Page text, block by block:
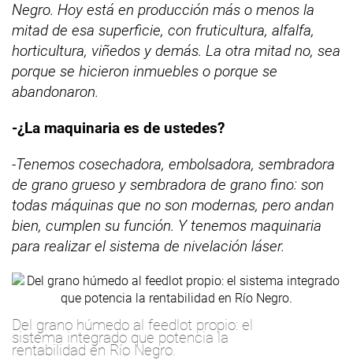
Negro. Hoy está en producción más o menos la
mitad de esa superficie, con fruticultura, alfalfa,
horticultura, viñedos y demás. La otra mitad no, sea
porque se hicieron inmuebles o porque se
abandonaron.
-¿La maquinaria es de ustedes?
-Tenemos cosechadora, embolsadora, sembradora
de grano grueso y sembradora de grano fino: son
todas máquinas que no son modernas, pero andan
bien, cumplen su función. Y tenemos maquinaria
para realizar el sistema de nivelación láser.
Del grano húmedo al feedlot propio: el
sistema integrado que potencia la
rentabilidad en Río Negro.